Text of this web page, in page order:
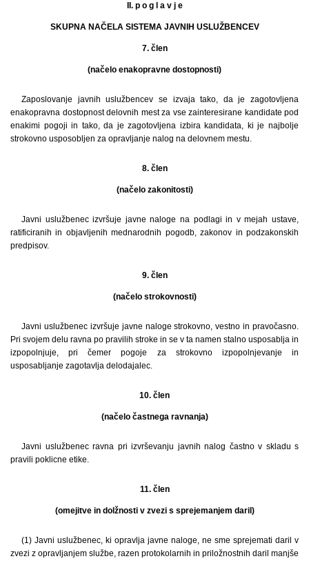
II. p o g l a v j e
SKUPNA NAČELA SISTEMA JAVNIH USLUŽBENCEV
7. člen
(načelo enakopravne dostopnosti)
Zaposlovanje javnih uslužbencev se izvaja tako, da je zagotovljena
enakopravna dostopnost delovnih mest za vse zainteresirane kandidate pod
enakimi pogoji in tako, da je zagotovljena izbira kandidata, ki je najbolje
strokovno usposobljen za opravljanje nalog na delovnem mestu.
8. člen
(načelo zakonitosti)
Javni uslužbenec izvršuje javne naloge na podlagi in v mejah ustave,
ratificiranih in objavljenih mednarodnih pogodb, zakonov in podzakonskih
predpisov.
9. člen
(načelo strokovnosti)
Javni uslužbenec izvršuje javne naloge strokovno, vestno in pravočasno.
Pri svojem delu ravna po pravilih stroke in se v ta namen stalno usposablja in
izpopolnjuje, pri čemer pogoje za strokovno izpopolnjevanje in
usposabljanje zagotavlja delodajalec.
10. člen
(načelo častnega ravnanja)
Javni uslužbenec ravna pri izvrševanju javnih nalog častno v skladu s
pravili poklicne etike.
11. člen
(omejitve in dolžnosti v zvezi s sprejemanjem daril)
(1) Javni uslužbenec, ki opravlja javne naloge, ne sme sprejemati daril v
zvezi z opravljanjem službe, razen protokolarnih in priložnostnih daril manjše